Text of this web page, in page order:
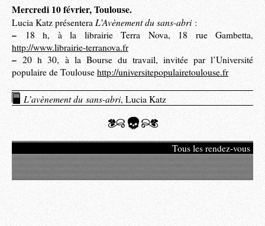
Mercredi 10 février, Toulouse.
Lucia Katz présentera L’Avènement du sans-abri:
– 18 h, à la librairie Terra Nova, 18 rue Gambetta,
http://www.librairie-terranova.fr
– 20 h 30, à la Bourse du travail, invitée par l’Université
populaire de Toulouse http://universitepopulairetoulouse.fr
L’avènement dusans-abri, Lucia Katz
Tous les rendez-vous